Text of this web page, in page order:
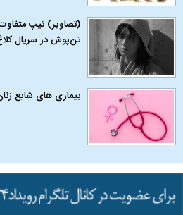
(تصاویر) تیپ
تن‌پوش در سریال
بیماری‌ های شایع